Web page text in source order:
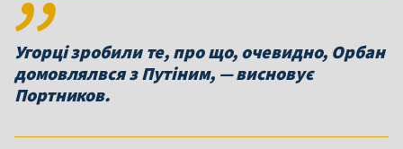
Угорці зробили те, про що, очевидно, Орбан
домовлялвся з Путіним, — висновує
Портников.